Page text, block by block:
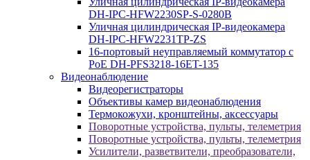
DH-IPC-HFW2230SP-S-0280B
Уличная цилиндрическая IP-видеокамера
DH-IPC-HFW2231TP-ZS
16-портовый неуправляемый коммутатор с
РоЕ DH-PFS3218-16ET-135
Видеонаблюдение
Видеорегистраторы
Объективы камер видеонаблюдения
Термокожухи, кронштейны, аксессуары
Поворотные устройства, пульты, телеметрия
Поворотные устройства, пульты, телеметрия
Усилители, разветвители, преобразователи,